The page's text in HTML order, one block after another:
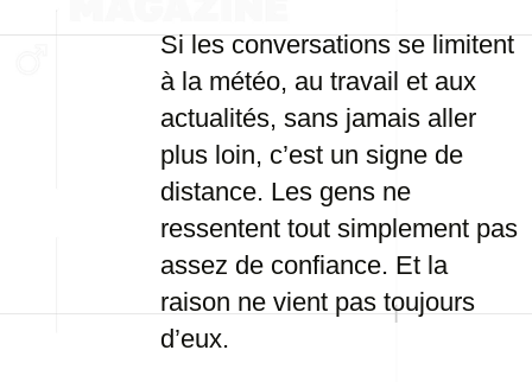
Si les conversations se limitent
à la météo, au travail et aux
actualités, sans jamais aller
plus loin, c’est un signe de
distance. Les gens ne
ressentent tout simplement pas
assez de confiance. Et la
raison ne vient pas toujours
d’eux.